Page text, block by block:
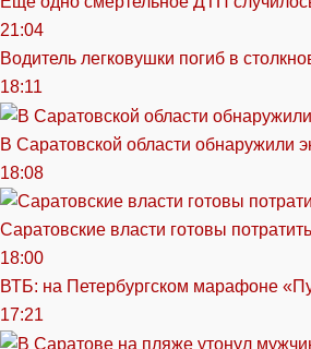
21:04
Водитель легковушки погиб в
18:11
В Саратовской области обнаружили
18:08
Саратовские власти готовы
18:00
ВТБ: на Петербургском марафоне
17:21